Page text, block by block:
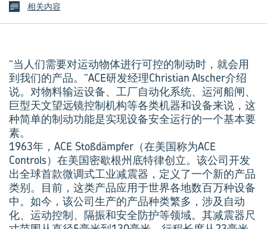
相关内容
“当人们需要对运动物体进行可控的制动时，就会用
到我们的产品。”ACE研发经理Christian Alscher介绍
说。对物料输运设备、工厂自动化系统、运河船闸、
巨型天文望远镜控制机构等各类机器和设备来说，这
种简单的制动功能是实现设备安全运行的一个基本要
素。
1963年，ACE Stoßdämpfer（在美国称为ACE
Controls）在美国密歇根州底特律创立。该公司开发
出全球首款微调式工业减震器，定义了一个新的产品
类别。目前，这类产品应用于世界各地数百万种设备
中。如今，该公司生产的产品种类繁多，涉及自动
化、运动控制、隔振和安全防护等领域。其减震器尺